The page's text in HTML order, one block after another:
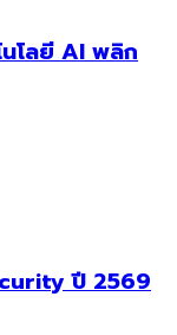
นโลยี AI พลิก
ปี 2569